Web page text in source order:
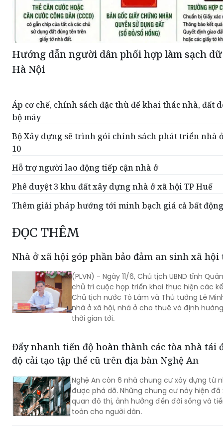
Hướng dẫn người dân phối hợp làm sạch
Hà Nội
Áp cơ chế, chính sách đặc thù để khai thác nhà, đất
bộ máy
Bộ Xây dựng sẽ trình gói chính sách phát triển nhà
10
Hỗ trợ người lao động tiếp cận nhà ở
Phê duyệt 3 khu đất xây dựng nhà ở xã hội TP Huế
Thêm giải pháp hướng tới minh bạch giá cả bất
ĐỌC THÊM
Nhà ở xã hội góp phần bảo đảm an sinh xã hội
(PLVN) - Ngày 11/6, Chủ tịch UBND tỉnh
chủ trì cuộc họp triển khai thực hiện các
Chủ tịch nước Tô Lâm và Thủ tướng Lê
nhà ở xã hội, nhà ở cho thuê và định
thời gian tới.
Đẩy nhanh tiến độ hoàn thành các tòa nhà tái
độ cải tạo tập thể cũ trên địa bàn Nghệ An
Nghệ An còn 6 nhà chung cư xây dựng từ
được phá dỡ. Những chung cư này hiện
quan đô thị, ảnh hưởng đến đời sống và
toàn cho người dân.